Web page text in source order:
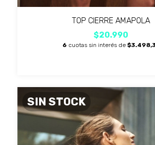
TOP CIERRE AMAPOLA
$20.990
6 cuotas sin interés de
SIN STOCK